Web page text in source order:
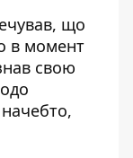
що
в момент
свою